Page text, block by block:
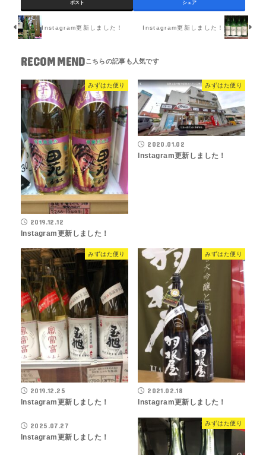
ポスト シェア
Instagram更新しました！ Instagram更新しました！
RECOMMEND
みずはた便り
2019.12.12
Instagram更新しました！
みずはた便り
2020.01.02
Instagram更新しました！
みずはた便り
2019.12.25
Instagram更新しました！
みずはた便り
2021.02.18
Instagram更新しました！
2025.07.27
Instagram更新しました！
みずはた便り